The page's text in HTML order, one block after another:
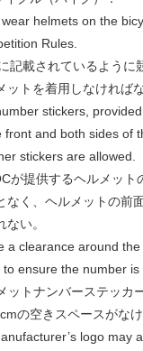
helmets on the
Rules.
記載されているように
ットを着用しなければ
stickers,
front and both sides of
stickers are allowed.
が提供するヘルメット
なく、ヘルメットの前
い。
a clearance around
ensure the number is
ットナンバーステッカ
の空きスペースがな
logo may